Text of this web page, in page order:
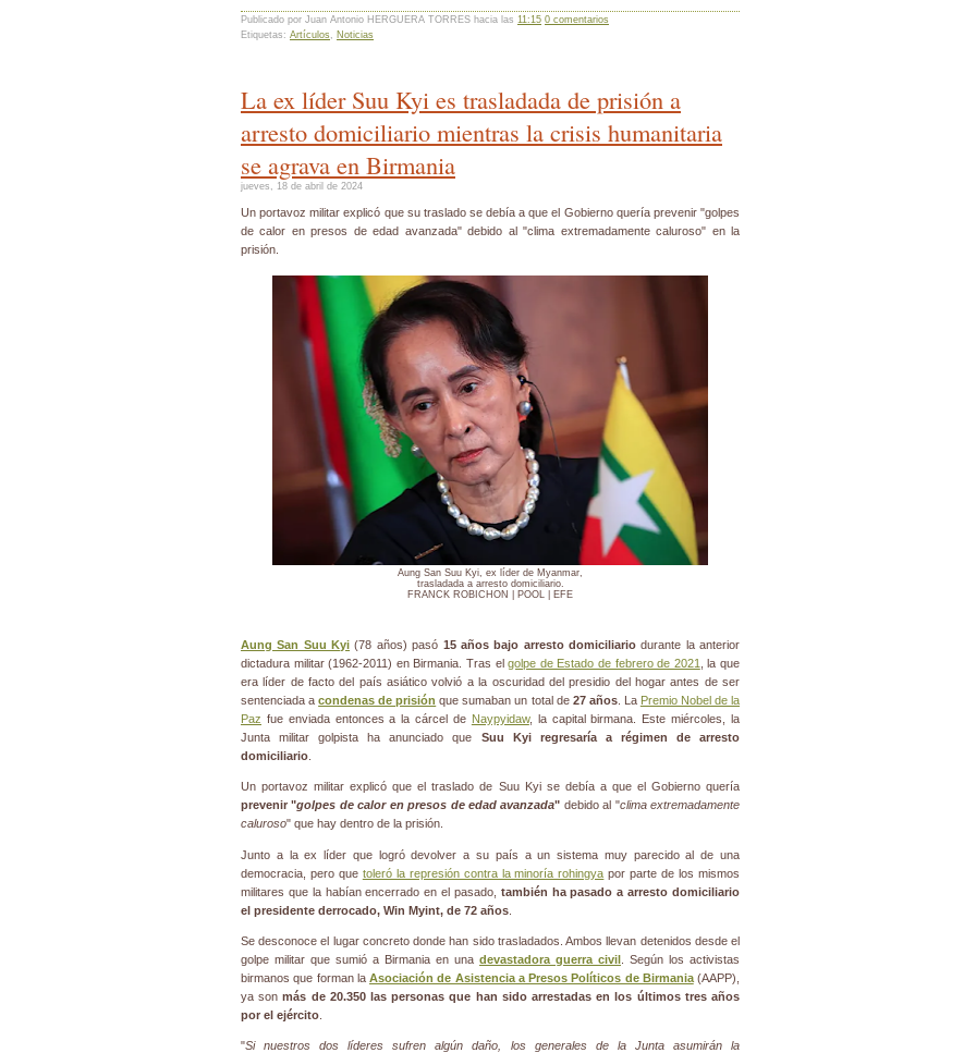
Publicado por Juan Antonio HERGUERA TORRES hacia las 11:15 0 comentarios
Etiquetas: Artículos, Noticias
La ex líder Suu Kyi es trasladada de prisión a
arresto domiciliario mientras la crisis humanitaria
se agrava en Birmania
jueves, 18 de abril de 2024
Un portavoz militar explicó que su traslado se debía a que el Gobierno quería prevenir "golpes
de calor en presos de edad avanzada" debido al "clima extremadamente caluroso" en la
prisión.
Aung San Suu Kyi, ex líder de Myanmar,
trasladada a arresto domiciliario.
FRANCK ROBICHON | POOL | EFE
Aung San Suu Kyi (78 años) pasó 15 años bajo arresto domiciliariodurante la anterior
dictadura militar (1962-2011) en Birmania. Tras elgolpe de Estado de febrero de 2021
, la que
era líder de facto del país asiático volvió a la oscuridad del presidio del hogar antes de ser
sentenciada acondenas de prisión que sumaban un total de 27 años. La Premio Nobel de la
Paz fue enviada entonces a la cárcel de Naypyidaw, la capital birmana. Este miércoles, la
Junta militar golpista ha anunciado que Suu Kyi regresaría a régimen de arresto
domiciliario
Un portavoz militar explicó que el traslado de Suu Kyi se debía a que el Gobierno quería
prevenir "golpes de calor en presos de edad avanzada" debido al "clima extremadamente
caluroso" que hay dentro de la prisión.
Junto a la ex líder que logró devolver a su país a un sistema muy parecido al de una
democracia, pero que toleró la represión contra la minoría rohingya por parte de los mismos
militares que la habían encerrado en el pasado, también ha pasado a arresto domiciliario
el presidente derrocado, Win Myint, de 72 años
Se desconoce el lugar concreto donde han sido trasladados. Ambos llevan detenidos desde el
golpe militar que sumió a Birmania en una devastadora guerra civil . Según los activistas
birmanos que forman la Asociación de Asistencia a Presos Políticos de Birmania(AAPP),
ya sonmás de 20.350 las personas que han sido arrestadas en los últimos tres años
por el ejército
"Si nuestros dos líderes sufren algún daño, los generales de la Junta asumirán la